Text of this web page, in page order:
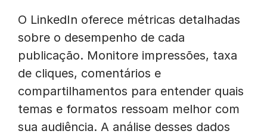
O LinkedIn oferece métricas detalhadas
sobre o desempenho de cada
publicação. Monitore impressões, taxa
de cliques, comentários e
compartilhamentos para entender quais
temas e formatos ressoam melhor com
sua audiência. A análise desses dados